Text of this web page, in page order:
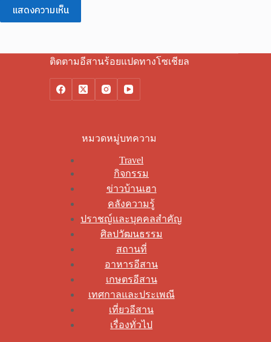
แสดงความเห็น
ติดตามอีสานร้อยแปดทางโซเชียล
หมวดหมู่บทความ
Travel
กิจกรรม
ข่าวบ้านเฮา
คลังความรู้
ปราชญ์และบุคคลสำคัญ
ศิลปวัฒนธรรม
สถานที่
อาหารอีสาน
เกษตรอีสาน
เทศกาลและประเพณี
เที่ยวอีสาน
เรื่องทั่วไป